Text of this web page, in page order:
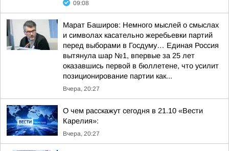
09:08
Марат Баширов: Немного мыслей о смыслах
и символах касательно жеребьевки партий
перед выборами в Госдуму… Единая Россия
вытянула шар №1, впервые за 25 лет
оказавшись первой в бюллетене, что усилит
позиционирование партии как...
Вчера, 20:27
О чем расскажут сегодня в 21.10 «Вести
Карелия»:
Вчера, 20:27